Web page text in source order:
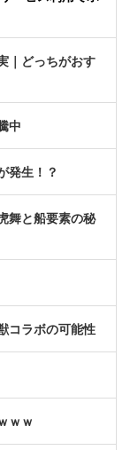
｜どっちがおす
中
発生！？
舞と船要素の秘
コラボの可能性
ｗｗ